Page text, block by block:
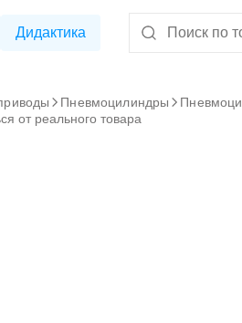
Дидактика
Пневмоцилиндры
от реального товара